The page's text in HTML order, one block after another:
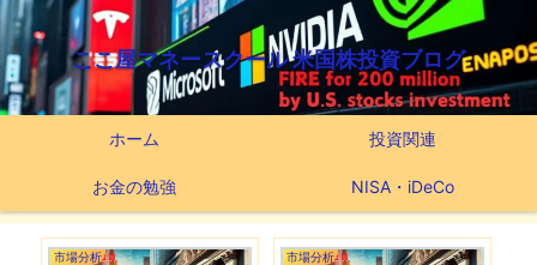
ここ屋マネースクール 米国株投資ブログ
ホーム 投資関連
お金の勉強 NISA・iDeCo
市場分析 市場分析